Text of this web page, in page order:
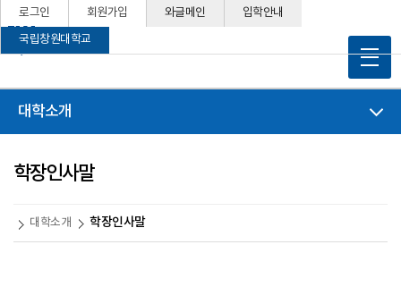
인문대학
로그인 회원가입 와글메인
입학안내
국립창원대학교
대학소개
학장인사말
대학소개 학장인사말